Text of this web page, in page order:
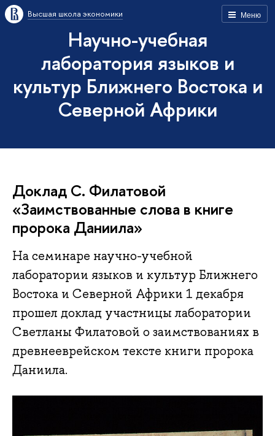
Меню
Высшая школа экономики
Научно-учебная
лаборатория языков и
культур Ближнего Востока и
Северной Африки
Доклад С. Филатовой
«Заимствованные слова в книге
пророка Даниила»
На семинаре научно-учебной
лаборатории языков и культур Ближнего
Востока и Северной Африки 1 декабря
прошел доклад участницы лаборатории
Светланы Филатовой о заимствованиях в
древнееврейском тексте книги пророка
Даниила.